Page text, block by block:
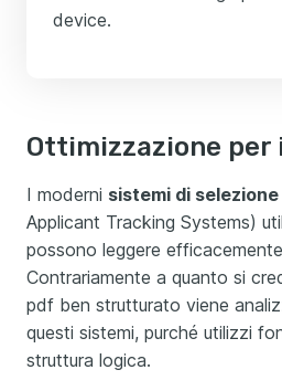
device.
Ottimizzazione per
I moderni sistemi di
Applicant Tracking Systems)
possono leggere
Contrariamente a quanto si
pdf ben strutturato viene
questi sistemi, purché utilizzi
struttura logica.